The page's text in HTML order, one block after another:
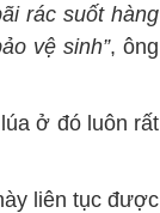
rác suốt hàng
vệ sinh”, ông
ở đó luôn rất
liên tục được